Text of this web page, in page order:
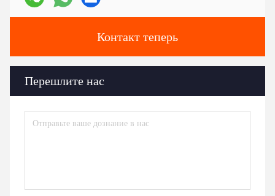
Контакт теперь
Перешлите нас